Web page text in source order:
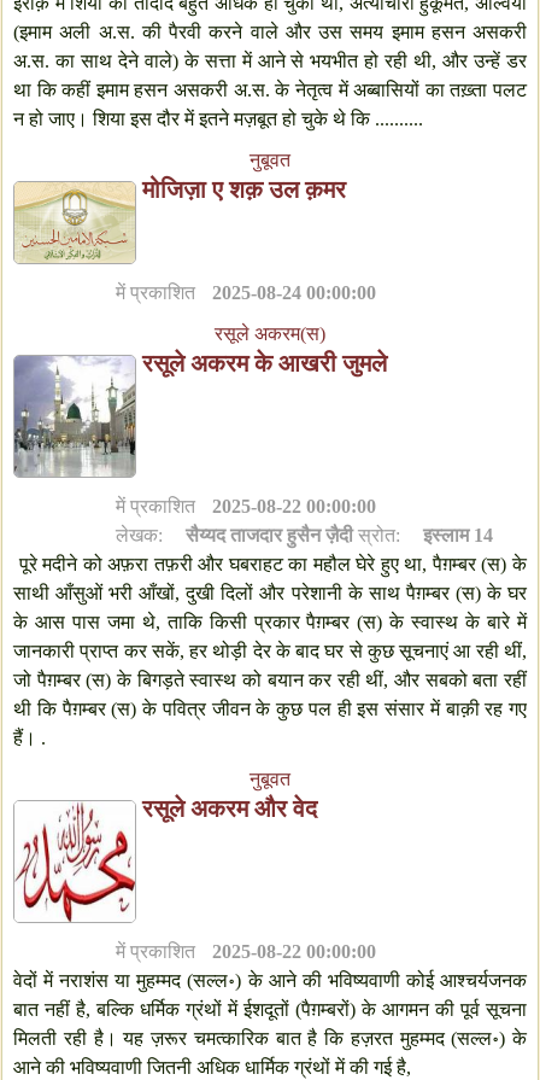
(इमाम अली अ.स. की पैरवी करने वाले और उस समय इमाम हसन असकरी
अ.स. का साथ देने वाले) के सत्ता में आने से भयभीत हो रही थी, और उन्हें डर
था कि कहीं इमाम हसन असकरी अ.स. के नेतृत्व में अब्बासियों का तख़्ता पलट
न हो जाए। शिया इस दौर में इतने मज़बूत हो चुके थे कि ..........
नुबूवत
मोजिज़ा ए शक़ उल क़मर
में प्रकाशित
2025-08-24 00:00:00
रसूले अकरम(स)
रसूले अकरम के आखरी जुमले
में प्रकाशित
2025-08-22 00:00:00
लेखक:
सैय्यद ताजदार हुसैन ज़ैदीस्रोत:
इस्लाम 14
पूरे मदीने को अफ़रा तफ़री और घबराहट का महौल घेरे हुए था, पैग़म्बर (स) के
साथी आँसुओं भरी आँखों, दुखी दिलों और परेशानी के साथ पैग़म्बर (स) के घर
के आस पास जमा थे, ताकि किसी प्रकार पैग़म्बर (स) के स्वास्थ के बारे में
जानकारी प्राप्त कर सकें, हर थोड़ी देर के बाद घर से कुछ सूचनाएं आ रही थीं,
जो पैग़म्बर (स) के बिगड़ते स्वास्थ को बयान कर रही थीं, और सबको बता रहीं
थी कि पैग़म्बर (स) के पवित्र जीवन के कुछ पल ही इस संसार में बाक़ी रह गए
हैं। .
नुबूवत
रसूले अकरम और वेद
में प्रकाशित
2025-08-22 00:00:00
वेदों में नराशंस या मुहम्मद (सल्ल॰) के आने की भविष्यवाणी कोई आश्चर्यजनक
बात नहीं है, बल्कि धर्मिक ग्रंथों में ईशदूतों (पैग़म्बरों) के आगमन की पूर्व सूचना
मिलती रही है। यह ज़रूर चमत्कारिक बात है कि हज़रत मुहम्मद (सल्ल॰) के
आने की भविष्यवाणी जितनी अधिक धार्मिक ग्रंथों में की गई है,